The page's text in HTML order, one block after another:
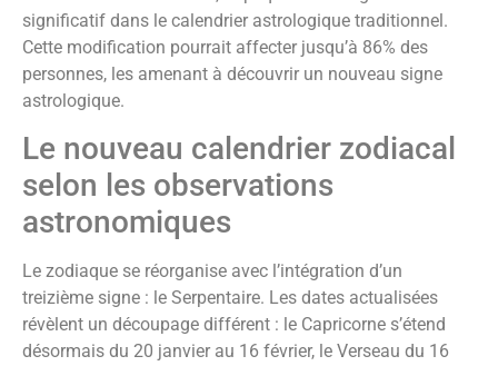
significatif dans le calendrier astrologique traditionnel.
Cette modification pourrait affecter jusqu’à 86% des
personnes, les amenant à découvrir un nouveau signe
astrologique.
Le nouveau calendrier zodiacal
selon les observations
astronomiques
Le zodiaque se réorganise avec l’intégration d’un
treizième signe : le Serpentaire. Les dates actualisées
révèlent un découpage différent : le Capricorne s’étend
désormais du 20 janvier au 16 février, le Verseau du 16